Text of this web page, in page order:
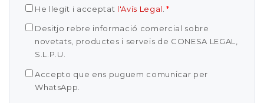
He llegit i acceptat l'Avís Legal *
Desitjo rebre informació comercial sobre
novetats, productes i serveis de CONESA LEGAL,
S.L.P.U.
Accepto que ens puguem comunicar per
WhatsApp.